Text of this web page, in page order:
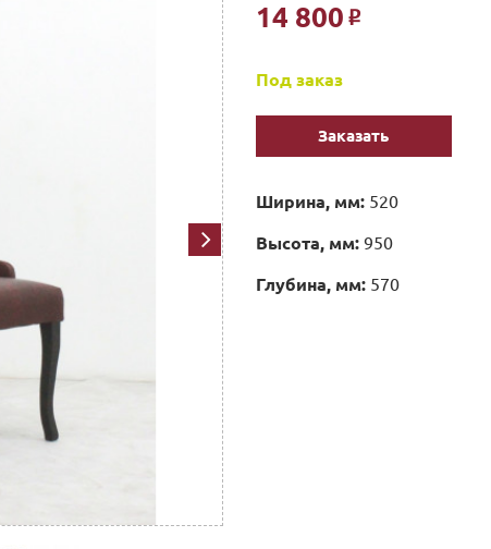
14 800 Р
Под заказ
Заказать
Ширина, мм:520
Высота, мм:950
Глубина, мм:570